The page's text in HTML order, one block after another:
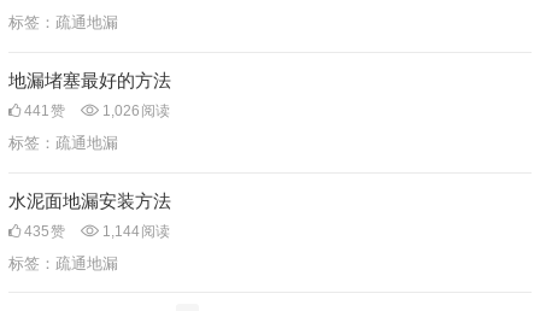
标签： 疏通地漏
地漏堵塞最好的方法
441赞 1,026 阅读
标签： 疏通地漏
水泥面地漏安装方法
435赞 1,144阅读
标签： 疏通地漏